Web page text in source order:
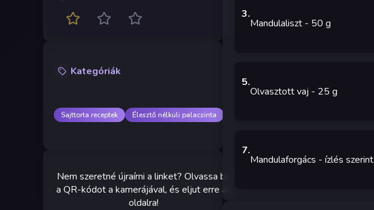
Kategóriák
Sajttorta receptek Élesztő nélküli palacsinta
Nem szeretné újraírni a linket? Olvassa be
a QR-kódot a kamerájával, és eljut erre az
oldalra!
3.
Mandulaliszt - 50 g
5.
Olvasztott vaj - 25 g
7.
Mandulaforgács - ízlés szerint